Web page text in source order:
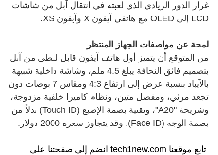
غرار الدور الريادي الذي لعبته في انتقال آبل من شاشات
LCD إلى OLED مع هاتفي آيفون X وآيفون XS.
لمحة عن مواصفات الجهاز المنتظر
من المتوقع أن يتميز أول هاتف آيفون قابل للطي من آبل
بتصميم فائق النحافة يبلغ 4.5 ملم، وشاشة داخلية شبيهة
بالآيباد بنسبة عرض إلى ارتفاع 4:3 ومقاس 7 بوصات دون
تجعد مرئي، ومفصل متين، ونظام كاميرا خلفية مزدوجة،
وشريحة "A20"، وتقنية بصمة الإصبع (Touch ID) بدلاً من
بصمة الوجه (Face ID). وقد يتجاوز سعره 2000 دولار.
تابع موقعنا tech1new.comانضم إلى صفحتنا على